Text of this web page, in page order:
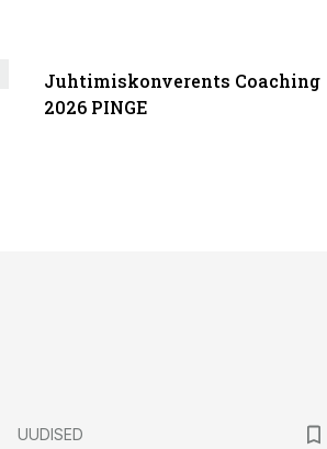
Juhtimiskonverents Coaching
2026 PINGE
UUDISED